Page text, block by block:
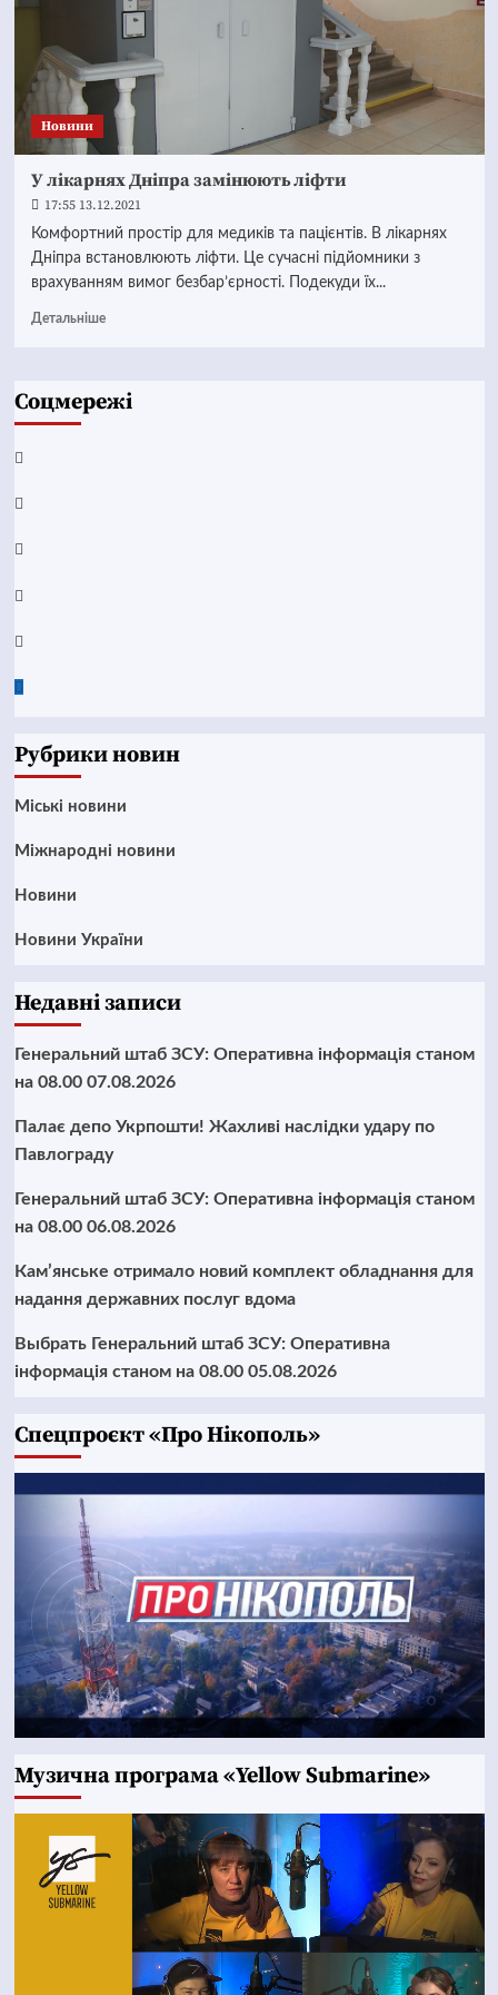
Новини
У лікарнях Дніпра замінюють ліфти
17:55 13.12.2021
Комфортний простір для медиків та пацієнтів. В лікарнях
Дніпра встановлюють ліфти. Це сучасні підйомники з
врахуванням вимог безбар’єрності. Подекуди їх...
Детальніше
Соцмережі
Facebook
YouTube
Telegram
Instagram
Twitter
Google
Рубрики новин
Mіські новини
Міжнародні новини
Новини
Новини України
Недавні записи
Генеральний штаб ЗСУ: Оперативна інформація станом
на 08.00 07.08.2026
Палає депо Укрпошти! Жахливі наслідки удару по
Павлограду
Генеральний штаб ЗСУ: Оперативна інформація станом
на 08.00 06.08.2026
Кам’янське отримало новий комплект обладнання для
надання державних послуг вдома
Выбрать Генеральний штаб ЗСУ: Оперативна
інформація станом на 08.00 05.08.2026
Cпецпроєкт «Про Нікополь»
Музична програма «Yellow Submarine»